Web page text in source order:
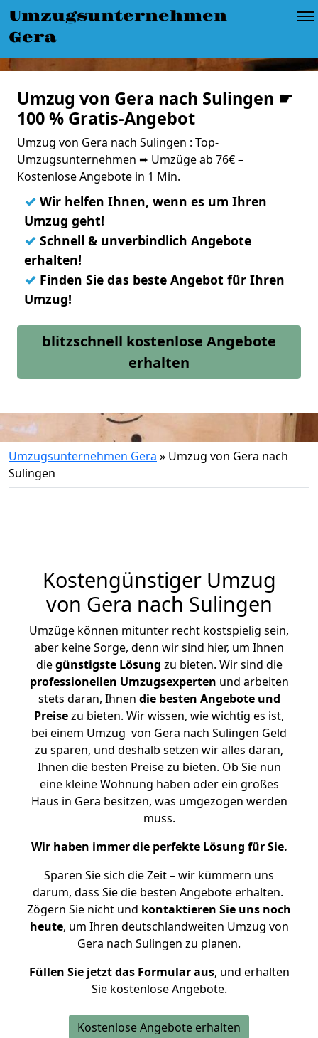
Umzugsunternehmen
Gera
Umzug von Gera nach Sulingen ☛
100 % Gratis-Angebot
Umzug von Gera nach Sulingen : Top-
Umzugsunternehmen ➨ Umzüge ab 76€ –
Kostenlose Angebote in 1 Min.
✓ Wir helfen Ihnen, wenn es um Ihren
Umzug geht!
✓ Schnell & unverbindlich Angebote
erhalten!
✓ Finden Sie das beste Angebot für Ihren
Umzug!
blitzschnell kostenlose Angebote
erhalten
Umzugsunternehmen Gera » Umzug von Gera nach
Sulingen
Kostengünstiger Umzug
von Gera nach Sulingen
Umzüge können mitunter recht kostspielig sein,
aber keine Sorge, denn wir sind hier, um Ihnen
diegünstigste Lösung zu bieten. Wir sind die
professionellen Umzugsexperten und arbeiten
stets daran, Ihnen die besten Angebote und
Preisezu bieten. Wir wissen, wie wichtig es ist,
bei einem Umzug von Gera nach Sulingen Geld
zu sparen, und deshalb setzen wir alles daran,
Ihnen die besten Preise zu bieten. Ob Sie nun
eine kleine Wohnung haben oder ein großes
Haus in Gera besitzen, was umgezogen werden
muss.
Wir haben immer die perfekte Lösung für Sie.
Sparen Sie sich die Zeit – wir kümmern uns
darum, dass Sie die besten Angebote erhalten.
Zögern Sie nicht und kontaktieren Sie uns noch
heute, um Ihren deutschlandweiten Umzug von
Gera nach Sulingen zu planen.
Füllen Sie jetzt das Formular aus, und erhalten
Sie kostenlose Angebote.
Kostenlose Angebote erhalten